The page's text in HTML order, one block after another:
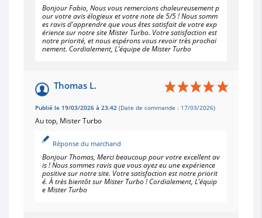
Bonjour Fabio, Nous vous remercions chaleureusement p
our votre avis élogieux et votre note de 5/5 ! Nous somm
es ravis d'apprendre que vous êtes satisfait de votre exp
érience sur notre site Mister Turbo. Votre satisfaction est
notre priorité, et nous espérons vous revoir très prochai
nement. Cordialement, L’équipe de Mister Turbo
Thomas L.
Publié le 19/03/2026 à 23:42 (Date de commande : 17/03/2026)
Au top, Mister Turbo
Réponse du marchand
Bonjour Thomas, Merci beaucoup pour votre excellent av
is ! Nous sommes ravis que vous ayez eu une expérience
positive sur notre site. Votre satisfaction est notre priorit
é. À très bientôt sur Mister Turbo ! Cordialement, L’équip
e Mister Turbo